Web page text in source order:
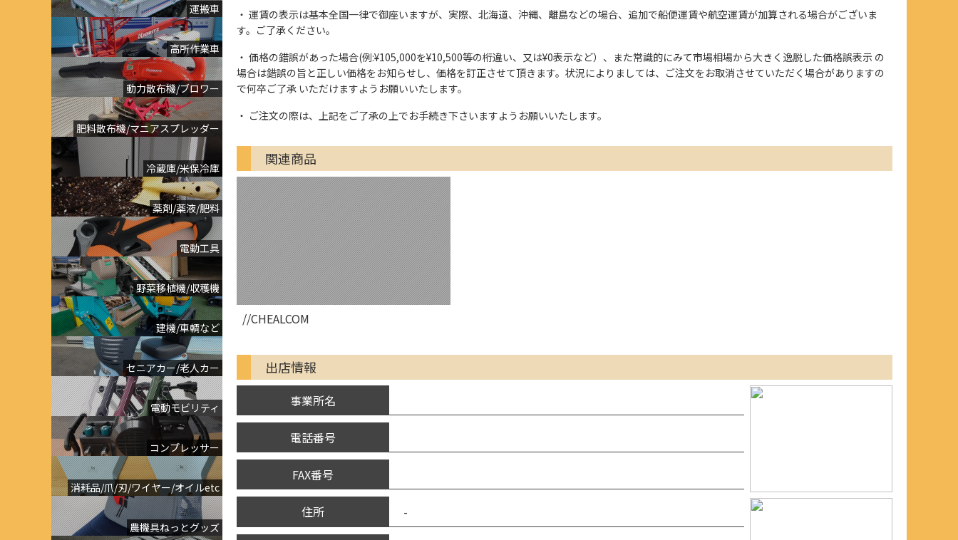
運搬車
高所作業車
動力散布機/ブロワー
肥料散布機/マニアスプレッダー
冷蔵庫/米保冷庫
薬剤/薬液/肥料
電動工具
野菜移植機/収穫機
建機/車輌など
セニアカー/老人カー
電動モビリティ
コンプレッサー
消耗品/爪/刃/ワイヤー/オイルetc
農機具ねっとグッズ
運賃の表示は基本全国一律で御座いますが、実際、北海道、沖縄、離島などの場合、追加で船便運賃や航空運賃が加算される場合がございま
す。ご了承ください。
価格の錯誤があった場合(例:¥105,000を¥10,500等の桁違い、又は¥0表示など）、また常識的にみて市場相場から大きく逸脱した価格誤表示 の
場合は錯誤の旨と正しい価格をお知らせし、価格を訂正させて頂きます。状況によりましては、ご注文をお取消させていただく場合がありますの
で何卒ご了承 いただけますようお願いいたします。
ご注文の際は、上記をご了承の上でお手続き下さいますようお願いいたします。
関連商品
//CHEALCOM
出店情報
事業所名
電話番号
FAX番号
住所 -